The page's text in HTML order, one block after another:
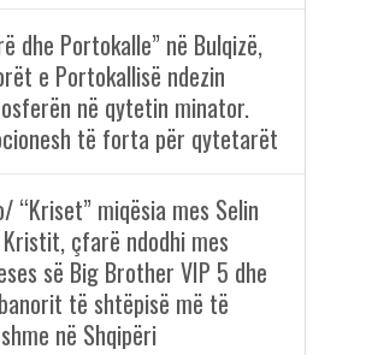
dhe Portokalle” në Bulqizë,
e Portokallisë ndezin
në qytetin minator.
të forta për qytetarët
“Kriset” miqësia mes Selin
çfarë ndodhi mes
së Big Brother VIP 5 dhe
të shtëpisë më të
në Shqipëri